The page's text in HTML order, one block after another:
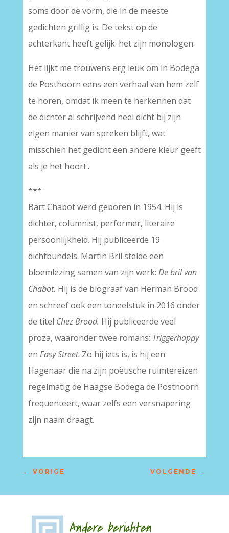
soms door de vorm, die in de meeste
gedichten grillig is. De tekst op de
achterkant heeft gelijk: het zijn monologen.
Het lijkt me trouwens erg leuk om in Bodega
de Posthoorn eens een verhaal van hem zelf
te horen, omdat ik meen te herkennen dat
de dichter al schrijvend heel dicht bij zijn
eigen manier van spreken blijft, wat
misschien het gedicht een andere kleur geeft
als je het hoort..
***
Bart Chabot werd geboren in 1954. Hij is
dichter, columnist, performer, literaire
persoonlijkheid. Hij publiceerde 19
dichtbundels. Martin Bril stelde een
bloemlezing samen van zijn werk: De bril van
Chabot. Hij is de biograaf van Herman Brood
en schreef ook een toneelstuk in 2016 onder
de titel Chez Brood. Hij publiceerde veel
proza, waaronder twee romans: Triggerhappy
en Easy Street. Zo hij iets is, is hij een
Hagenaar die na zijn poëtische ruimtereizen
regelmatig de Haagse Bodega de Posthoorn
frequenteert, waar zelfs een versnapering
zijn naam draagt.
← VORIGE VOLGENDE →
Andere berichten